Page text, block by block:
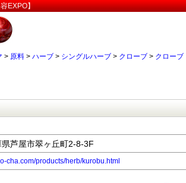
EXPO】
> 原料 > ハーブ > シングルハーブ > クローブ > クローブ
芦屋市翠ヶ丘町2-8-3F
cha.com/products/herb/kurobu.html